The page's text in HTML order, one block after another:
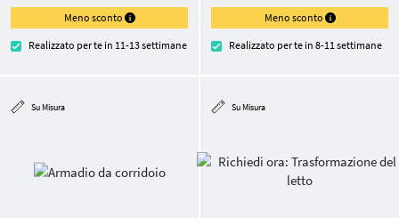
Meno sconto
Realizzato per te in 11-13 settimane
Meno sconto
Realizzato per te in 8-11 settimane
Su Misura Su Misura